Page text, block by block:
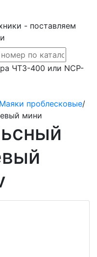
- поставляем
ЧТЗ-400 или NCP-
Маяки проблесковые/
мини